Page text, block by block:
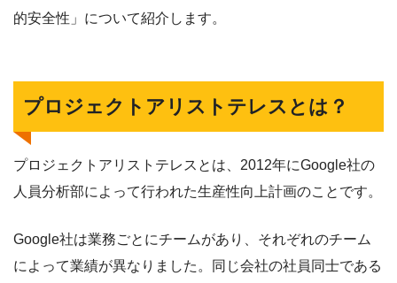
的安全性」について紹介します。
プロジェクトアリストテレスとは？
プロジェクトアリストテレスとは、2012年にGoogle社の
人員分析部によって行われた生産性向上計画のことです。
Google社は業務ごとにチームがあり、それぞれのチーム
によって業績が異なりました。同じ会社の社員同士である